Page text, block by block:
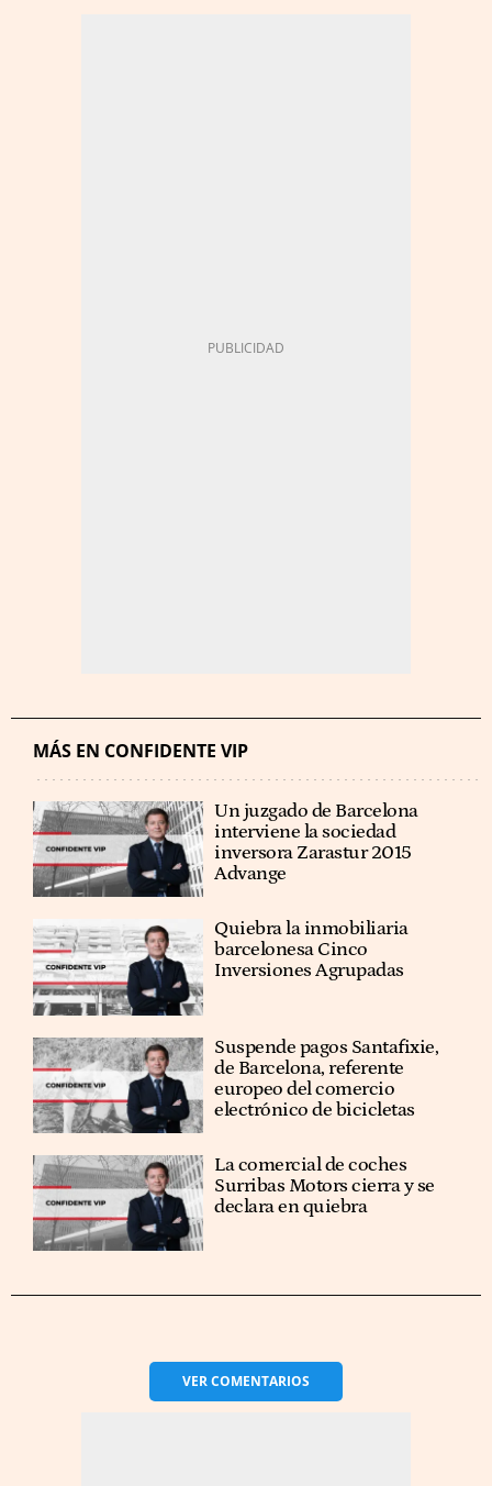
MÁS EN CONFIDENTE VIP
Un juzgado de Barcelona
interviene la sociedad
inversora Zarastur 2015
Advange
Quiebra la inmobiliaria
barcelonesa Cinco
Inversiones Agrupadas
Suspende pagos Santafixie,
de Barcelona, referente
europeo del comercio
electrónico de bicicletas
La comercial de coches
Surribas Motors cierra y se
declara en quiebra
VERCOMENTARIOS